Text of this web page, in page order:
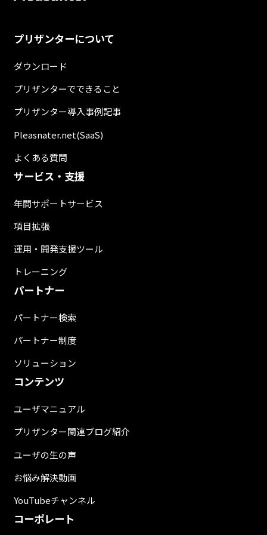
プリザンターについて
ダウンロード
プリザンターでできること
プリザンター導入事例記事
Pleasnater.net(SaaS)
よくある質問
サービス・支援
年間サポートサービス
項目拡張
運用・開発支援ツール
トレーニング
パートナー
パートナー検索
パートナー制度
ソリューション
コンテンツ
ユーザマニュアル
プリザンター関連ブログ紹介
ユーザの生の声
お悩み解決動画
YouTubeチャンネル
コーポレート